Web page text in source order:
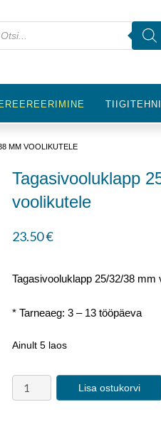
MM VOOLIKUTELE
Tagasivooluklapp
voolikutele
23.50€
Tagasivooluklapp 25/32/38 mm
* Tarneaeg: 3 – 13 tööpäeva
Ainult 5 laos
Lisa ostukorvi